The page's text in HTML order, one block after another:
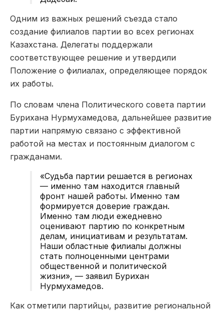
Одним из важных решений съезда стало
создание филиалов партии во всех регионах
Казахстана. Делегаты поддержали
соответствующее решение и утвердили
Положение о филиалах, определяющее порядок
их работы.
По словам члена Политического совета партии
Бурихана Нурмухамедова, дальнейшее развитие
партии напрямую связано с эффективной
работой на местах и постоянным диалогом с
гражданами.
«Судьба партии решается в регионах
— именно там находится главный
фронт нашей работы. Именно там
формируется доверие граждан.
Именно там люди ежедневно
оценивают партию по конкретным
делам, инициативам и результатам.
Наши областные филиалы должны
стать полноценными центрами
общественной и политической
жизни», — заявил Бурихан
Нурмухамедов.
Как отметили партийцы, развитие региональной